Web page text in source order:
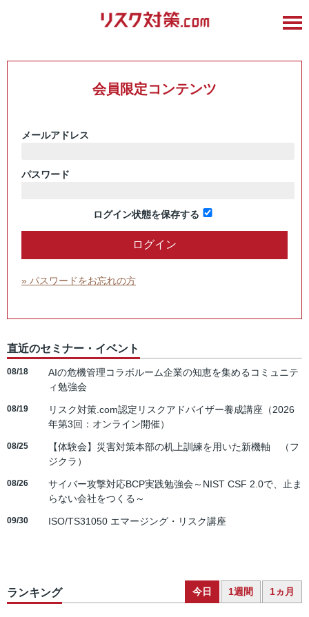
会員限定コンテンツ
メールアドレス
パスワード
ログイン状態を保存する
» パスワードをお忘れの方
直近のセミナー・イベント
08/18
AIの危機管理コラボルーム企業の知恵を集めるコミュニテ
ィ勉強会
08/19
リスク対策.com認定リスクアドバイザー養成講座（2026
年第3回：オンライン開催）
08/25
【体験会】災害対策本部の机上訓練を用いた新機軸 （フ
ジクラ）
08/26
サイバー攻撃対応BCP実践勉強会～NIST CSF 2.0で、止ま
らない会社をつくる～
09/30 ISO/TS31050 エマージング・リスク講座
ランキング 今日 1週間 1ヵ月